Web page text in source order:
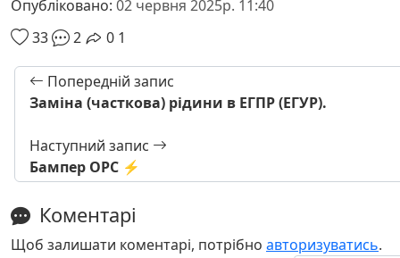
Опубліковано: 02 червня 2025р. 11:40
33
2 0 1
Попередній запис
Заміна (часткова) рідини в ЕГПР (ЕГУР).
Наступний запис
Бампер OPC ⚡️
Коментарі
Щоб залишати коментарі, потрібно авторизуватись.